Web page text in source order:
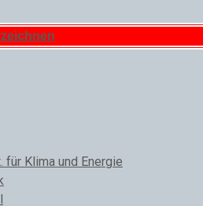
für Klima und Energie